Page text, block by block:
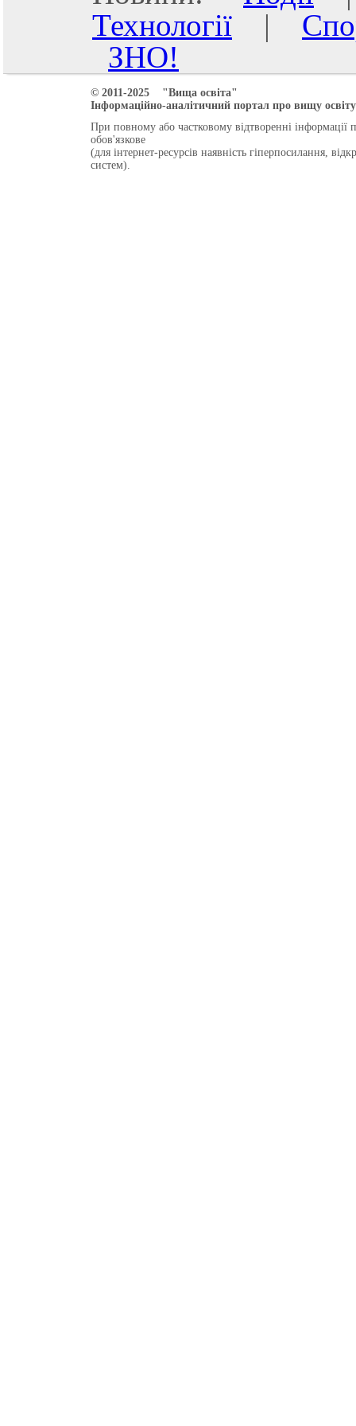
Технології |
ЗНО!
© 2011-2025 "Вища освіта"
Інформаційно-аналітичний портал про вищу
При повному або частковому відтворенні інформації
обов'язкове
(для інтернет-ресурсів наявність гіперпосилання,
систем).